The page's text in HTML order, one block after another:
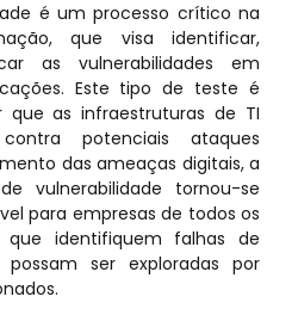
é um processo crítico na
que visa identificar,
as vulnerabilidades em
Este tipo de teste é
que as infraestruturas de TI
potenciais ataques
das ameaças digitais, a
vulnerabilidade tornou-se
para empresas de todos os
que identifiquem falhas de
ser exploradas por